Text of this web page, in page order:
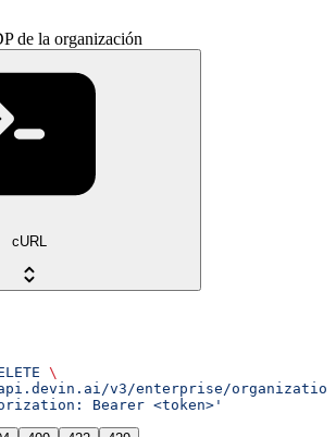
de la organización
cURL
\
v3/enterprise/
Bearer <token>'